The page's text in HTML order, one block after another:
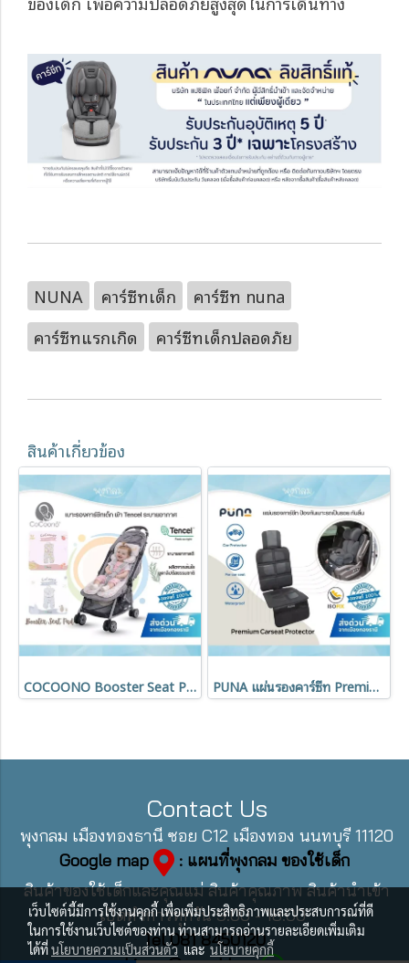
NUNA คาร์ซีทเด็ก
คาร์ซีท nuna
คาร์ซีทแรกเกิด
คาร์ซีทเด็กปลอดภัย
สินค้าเกี่ยวข้อง
COCOONO Booster Seat Pad เบาะรองคาร์ซีทเด็ก ผ้า Tencel ระบายอากาศ PUNA แผ่นรองคาร์ซีท Premium Carseat Protector แผ่นป้องกันเบาะรถเป็นรอย กันลื่น ปลอดภัยต่อเด็ก
Contact Us
พุงกลม เมืองทองธานี ซอย C12 เมืองทอง นนทบุรี 11120
Google map
: แผนที่พุงกลม ของใช้เด็ก
สินค้าของใช้เด็กและคุณแม่ สินค้าคุณภาพ สินค้านำเข้า
เปิดทำการทุกวัน 9:00 - 18:00
Tel 081 8450120
เว็บไซต์นี้มีการใช้งานคุกกี้ เพื่อเพิ่มประสิทธิภาพและประสบการณ์ที่ดี
ในการใช้งานเว็บไซต์ของท่าน ท่านสามารถอ่านรายละเอียดเพิ่มเติม
ได้ที่นโยบายความเป็นส่วนตัวและนโยบายคุกกี้